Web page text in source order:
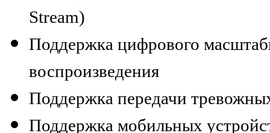
Stream)
Поддержка цифрового
воспроизведения
Поддержка передачи
Поддержка мобильных